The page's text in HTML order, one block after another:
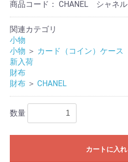
商品コード： CHANEL シャネ
関連カテゴリ
小物
小物 ＞ カード（コイン）ケース
新入荷
財布
財布 ＞ CHANEL
数量
カートに入れ